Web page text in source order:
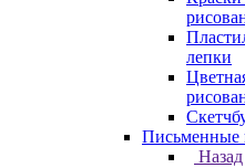
лепки
Письменные
Назад